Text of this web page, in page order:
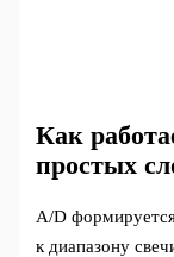
Как
простых
A/D
к диапазону